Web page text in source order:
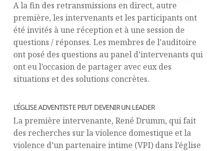
A la fin des retransmissions en direct, autre
première, les intervenants et les participants ont
été invités à une réception et à une session de
questions / réponses. Les membres de l’auditoire
ont posé des questions au panel d’intervenants qui
ont eu l’occasion de partager avec eux des
situations et des solutions concrètes.
L’ÉGLISE ADVENTISTE PEUT DEVENIR UN LEADER
La première intervenante, René Drumm, qui fait
des recherches sur la violence domestique et la
violence d’un partenaire intime (VPI) dans l’église